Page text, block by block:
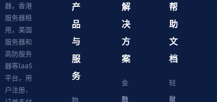
器，香港
服务器租
用，美国
服务器和
高防服务
器等IaaS
平台，用
户注册、
产
品
与
服
务
物
解
决
方
案
金
融
教
帮
助
文
档
轻
量
财